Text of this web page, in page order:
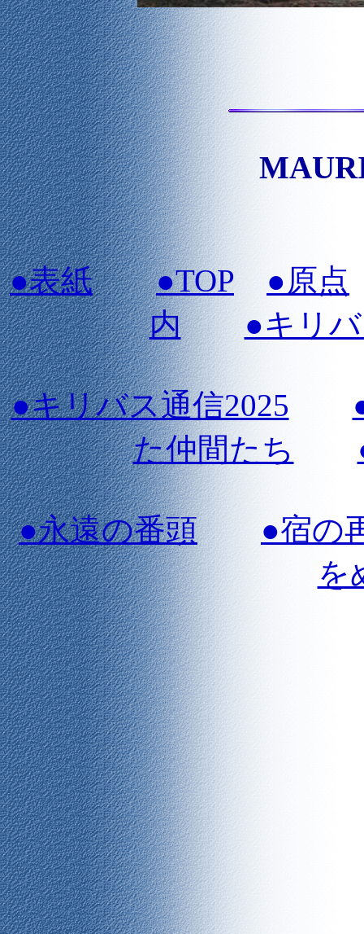
●表紙 ●TOP
●原点
内
●キリ
●キリバス通信2025
た仲間たち
●永遠の番頭
●宿の
を